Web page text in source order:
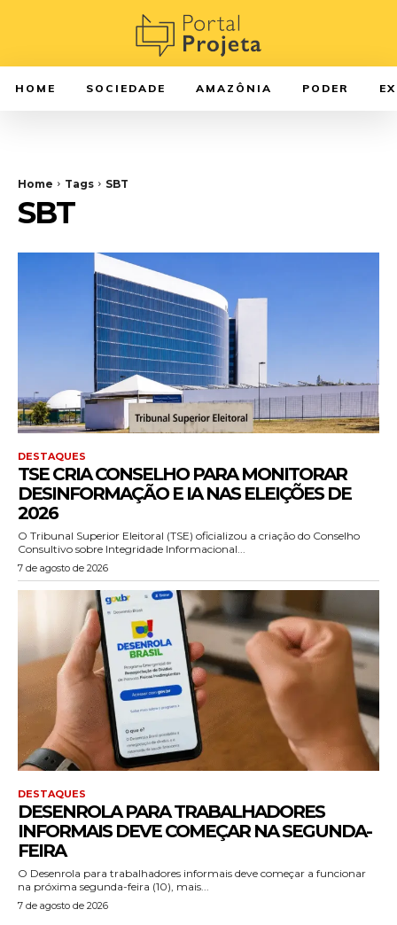
HOME SOCIEDADE AMAZÔNIA PODER
Home Tags SBT
SBT
DESTAQUES
TSE CRIA CONSELHO PARA MONITORAR
DESINFORMAÇÃO E IA NAS ELEIÇÕES DE
2026
O Tribunal Superior Eleitoral (TSE) oficializou a criação do Conselho
Consultivo sobre Integridade Informacional...
7 de agosto de 2026
DESTAQUES
DESENROLA PARA TRABALHADORES
INFORMAIS DEVE COMEÇAR NA SEGUNDA-
FEIRA
O Desenrola para trabalhadores informais deve começar a funcionar
na próxima segunda-feira (10), mais...
7 de agosto de 2026